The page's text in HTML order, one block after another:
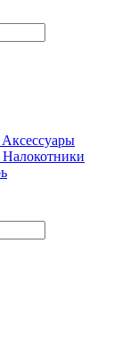
Аксессуары
Налокотники